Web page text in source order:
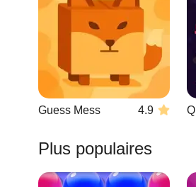
Guess Mess 4.9
Plus populaires